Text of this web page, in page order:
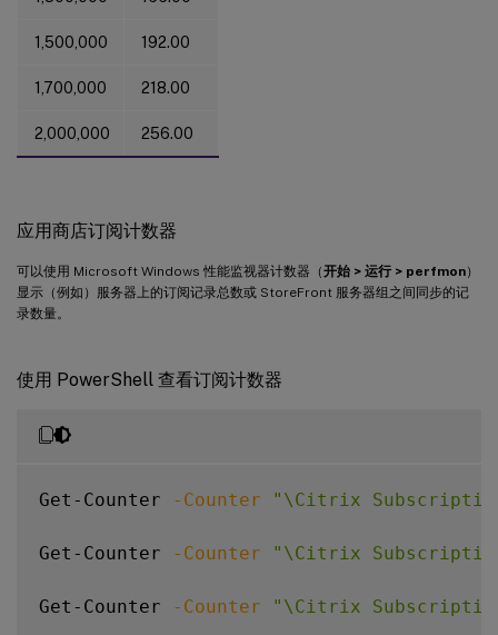
1,500,000 192.00
1,700,000 218.00
2,000,000 256.00
应用商店订阅计数器
可以使用 Microsoft Windows 性能监视器计数器（开始 > 运行 > perfmon）
显示（例如）服务器上的订阅记录总数或 StoreFront 服务器组之间同步的记
录数量。
使用 PowerShell 查看订阅计数器
Get-Counter -Counter "\Citrix
Get-Counter -Counter "\Citrix
Get-Counter -Counter "\Citrix Subscription